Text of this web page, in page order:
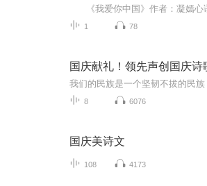
1 78
国庆献礼！领先声创国庆诗
8 6076
国庆美诗文
108 4173